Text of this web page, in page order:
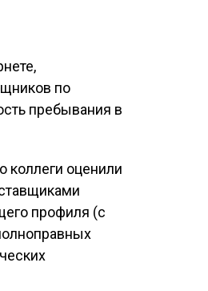
по
пребывания в
коллеги оценили
профиля (с